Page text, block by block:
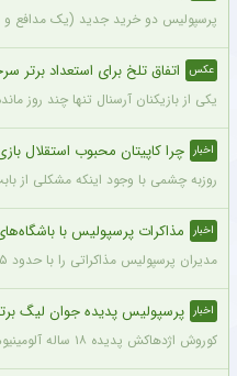
پرسپولیس دو خرید جدید (یک مدافع و یک
عکس اتفاق تلخ برای استعداد برتر
یکی از بازیکنان آرسنال تنها چند روز
اخبار چرا کاپیتان محبوب استقلال
روزبه چشمی با وجود اینکه مشکلی از
اخبار مذاکرات پرسپولیس با
مدیران پرسپولیس مذاکراتی را با حدود ۵ باشگاه لیگ یکی برای خرید امتیاز و تشکیل تیم «ب» آغاز کرده‌اند.
اخبار پرسپولیس پدیده جوان لیگ
کوروش اژدهاکش پدیده ۱۸ ساله آلومینیوم اراک به پرسپولیس پیوست. مدت قرارداد اژدهاکش با پرسپولیس به مدت ۴ سال است.